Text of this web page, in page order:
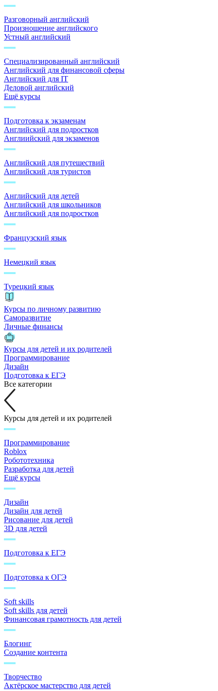
Разговорный английский
Произношение английского
Устный английский
Специализированный английский
Английский для финансовой сферы
Английский для IT
Деловой английский
Ещё курсы
Подготовка к экзаменам
Английский для подростков
Англиийский для экзаменов
Английский для путешествий
Английский для туристов
Английский для детей
Английский для школьников
Английский для подростков
Французский язык
Немецкий язык
Турецкий язык
Курсы по личному развитию
Саморазвитие
Личные финансы
Курсы для детей и их родителей
Программирование
Дизайн
Подготовка к ЕГЭ
Все категории
Курсы для детей и их родителей
Программирование
Roblox
Робототехника
Разработка для детей
Ещё курсы
Дизайн
Дизайн для детей
Рисование для детей
3D для детей
Подготовка к ЕГЭ
Подготовка к ОГЭ
Soft skills
Soft skills для детей
Финансовая грамотность для детей
Блогинг
Создание контента
Творчество
Актёрское мастерство для детей